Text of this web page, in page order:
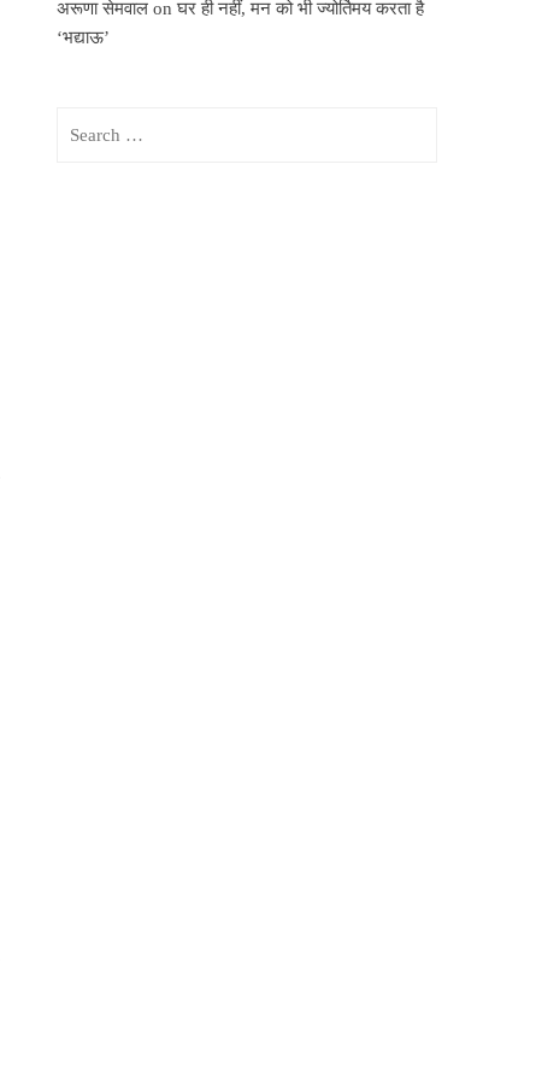
अरूणा सेमवाल onघर ही नहीं, मन को भी ज्योर्तिमय करता है
‘भद्याऊ’